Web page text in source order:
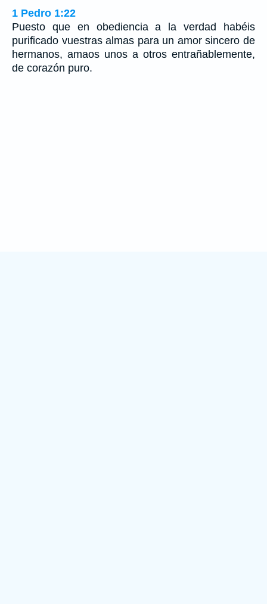
1 Pedro 1:22
Puesto que en obediencia a la verdad habéis
purificado vuestras almas para un amor sincero de
hermanos, amaos unos a otros entrañablemente,
de corazón puro.